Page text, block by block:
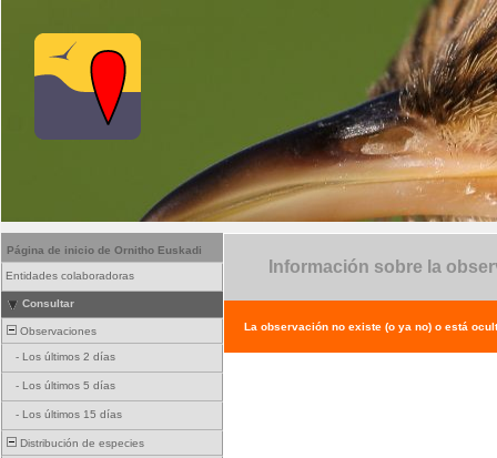
Página de inicio de Ornitho Euskadi
Entidades colaboradoras
Consultar
Observaciones
- Los últimos 2 días
- Los últimos 5 días
- Los últimos 15 días
Distribución de especies
Información sobre la
La observación no existe (o ya no) o está